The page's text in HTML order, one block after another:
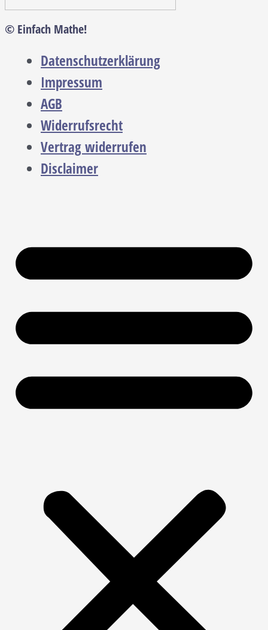
© Einfach Mathe!
Datenschutzerklärung
Impressum
AGB
Widerrufsrecht
Vertrag widerrufen
Disclaimer